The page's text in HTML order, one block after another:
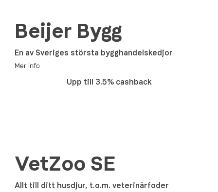
Beijer Bygg
En av Sveriges största bygghandelskedjor
Mer info
Upp till 3.5% cashback
VetZoo SE
Allt till ditt husdjur, t.o.m. veterinärfoder